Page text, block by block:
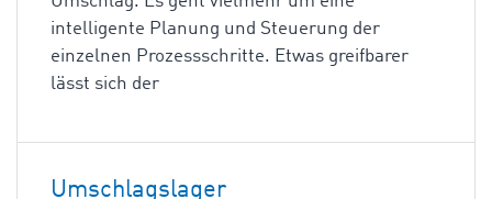
intelligente Planung und Steuerung der
einzelnen Prozessschritte. Etwas greifbarer
lässt sich der
Umschlagslager